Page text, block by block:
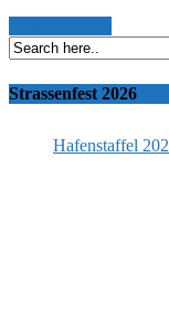
Strassenfest 2026
Hafenstaffel